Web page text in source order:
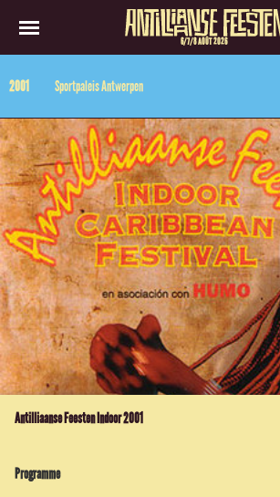
6/7/8 AOÛT 2026
2001 Sportpaleis Antwerpen
Antilliaanse Feesten Indoor 2001
Programme